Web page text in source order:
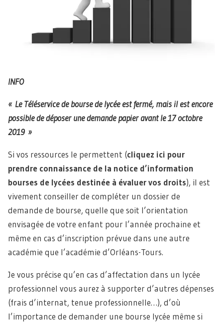
INFO
« Le Téléservice de bourse de lycée est fermé, mais il est encore
possible de déposer une demande papier avant le 17 octobre
2019 »
Si vos ressources le permettent (cliquez ici pour
prendre connaissance de la notice d’information
bourses de lycées destinée à évaluer vos droits), il est
vivement conseiller de compléter un dossier de
demande de bourse, quelle que soit l’orientation
envisagée de votre enfant pour l’année prochaine et
même en cas d’inscription prévue dans une autre
académie que l’académie d’Orléans-Tours.
Je vous précise qu’en cas d’affectation dans un lycée
professionnel vous aurez à supporter d’autres dépenses
(frais d’internat, tenue professionnelle…), d’où
l’importance de demander une bourse lycée même si